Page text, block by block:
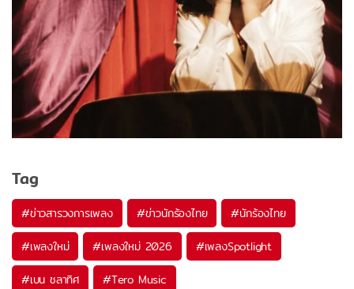
Tag
#ข่าวสารวงการเพลง #ข่าวนักร้องไทย #นักร้องไทย
#เพลงใหม่ #เพลงใหม่ 2026 #เพลงSpotlight
#เบน ชลาทิศ #Tero Music